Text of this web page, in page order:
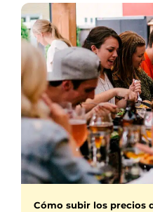
Cómo subir los precios